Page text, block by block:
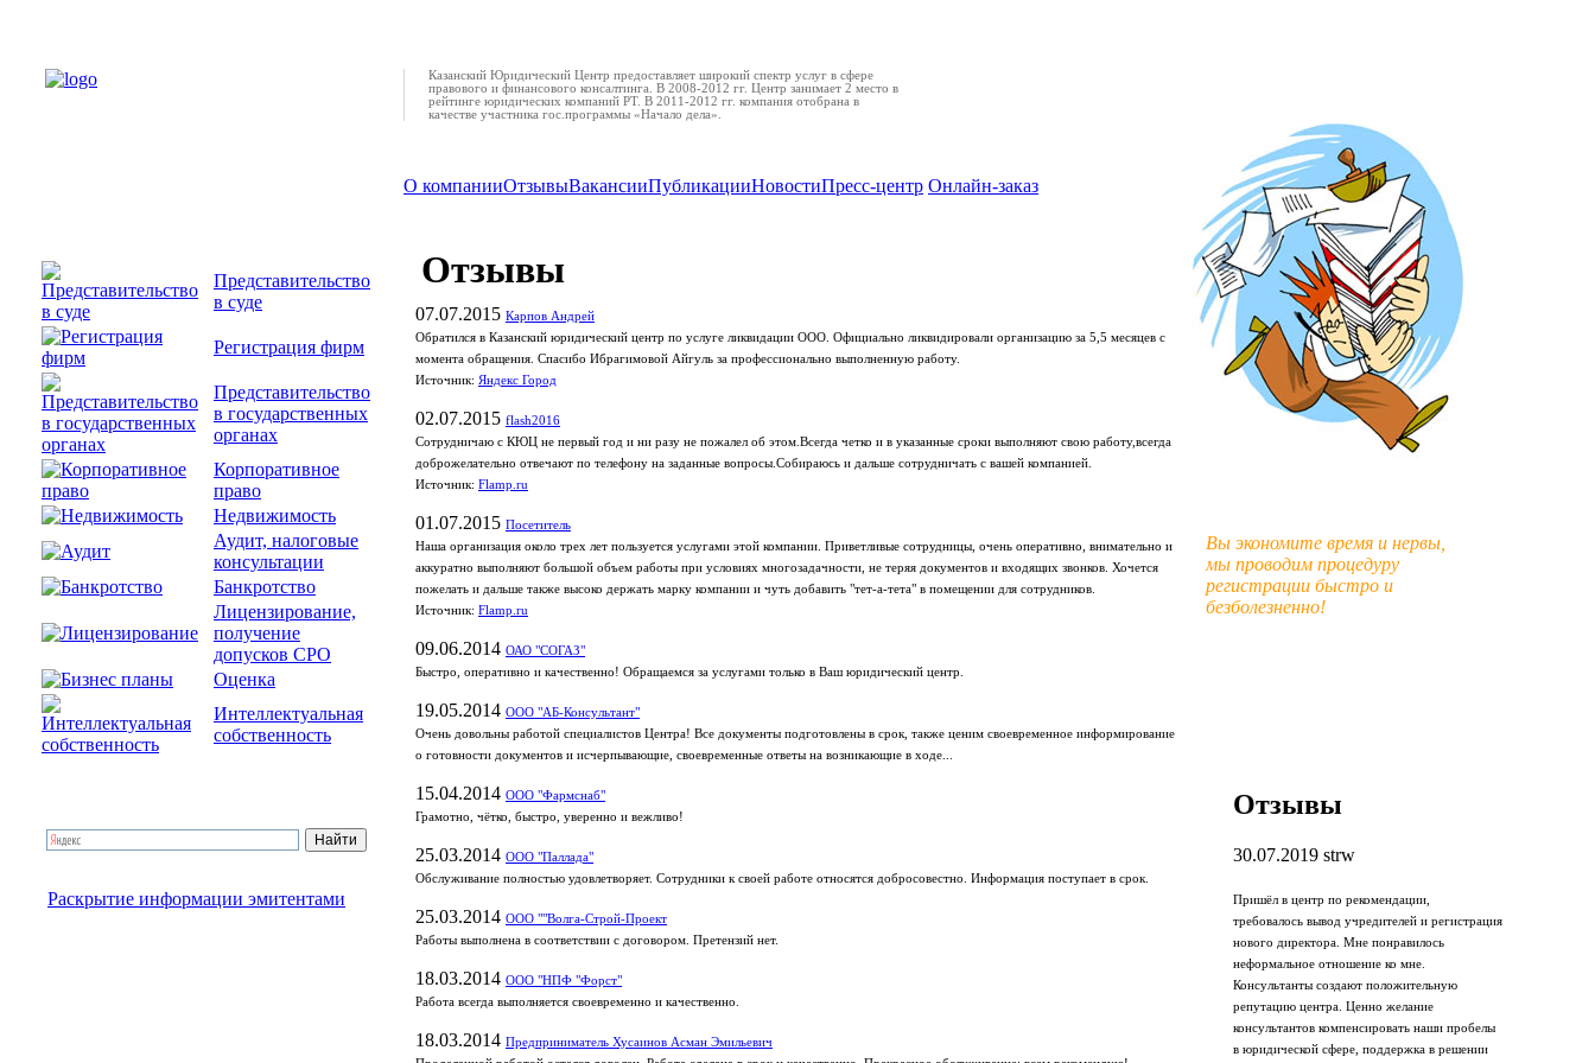
Представительство
в суде
Регистрация фирм
Представительство
в государственных
органах
Корпоративное
право
Недвижимость
Аудит, налоговые
консультации
Банкротство
Лицензирование,
получение
допусков СРО
Оценка
Интеллектуальная
собственность
Раскрытие информации эмитентами
Казанский Юридический Центр предоставляет широкий спектр услуг в сфере
правового и финансового консалтинга. В 2008-2012 гг. Центр занимает 2 место в
рейтинге юридических компаний РТ. В 2011-2012 гг. компания отобрана в
качестве участника гос.программы «Начало дела».
О компанииОтзывыВакансииПубликацииНовостиПресс-центр Онлайн-заказ
Отзывы
07.07.2015 Карпов Андрей
Обратился в Казанский юридический центр по услуге ликвидации ООО. Официально ликвидировали организацию за 5,5 месяцев с
момента обращения. Спасибо Ибрагимовой Айгуль за профессионально выполненную работу.
Источник: Яндекс Город
02.07.2015 flash2016
Сотрудничаю с КЮЦ не первый год и ни разу не пожалел об этом.Всегда четко и в указанные сроки выполняют свою работу,всегда
доброжелательно отвечают по телефону на заданные вопросы.Собираюсь и дальше сотрудничать с вашей компанией.
Источник: Flamp.ru
01.07.2015 Посетитель
Наша организация около трех лет пользуется услугами этой компании. Приветливые сотрудницы, очень оперативно, внимательно и
аккуратно выполняют большой объем работы при условиях многозадачности, не теряя документов и входящих звонков. Хочется
пожелать и дальше также высоко держать марку компании и чуть добавить "тет-а-тета" в помещении для сотрудников.
Источник: Flamp.ru
09.06.2014 ОАО "СОГАЗ"
Быстро, оперативно и качественно! Обращаемся за услугами только в Ваш юридический центр.
19.05.2014 ООО "АБ-Консультант"
Очень довольны работой специалистов Центра! Все документы подготовлены в срок, также ценим своевременное информирование
о готовности документов и исчерпывающие, своевременные ответы на возникающие в ходе...
15.04.2014 ООО "Фармснаб"
Грамотно, чётко, быстро, уверенно и вежливо!
25.03.2014 ООО "Паллада"
Обслуживание полностью удовлетворяет. Сотрудники к своей работе относятся добросовестно. Информация поступает в срок.
25.03.2014 ООО ""Волга-Строй-Проект
Работы выполнена в соответствии с договором. Претензий нет.
18.03.2014 ООО "НПФ "Форст"
Работа всегда выполняется своевременно и качественно.
18.03.2014 Предприниматель Хусаинов Асман Эмильевич
Вы экономите время и нервы,
мы проводим процедуру
регистрации быстро и
безболезненно!
Отзывы
30.07.2019 strw
Пришёл в центр по рекомендации,
требовалось вывод учредителей и регистрация
нового директора. Мне понравилось
неформальное отношение ко мне.
Консультанты создают положительную
репутацию центра. Ценно желание
консультантов компенсировать наши пробелы
в юридической сфере, поддержка в решении